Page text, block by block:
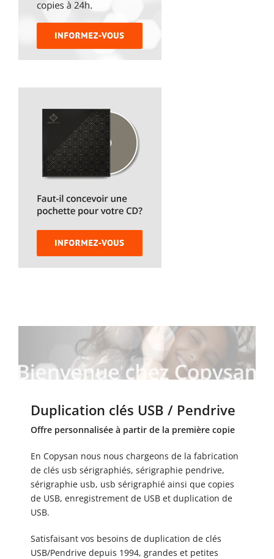
Duplication clés USB / Pendrive
Offre personnalisée à partir de la première copie
En Copysan nous nous chargeons de la fabrication
de clés usb sérigraphiés, sérigraphie pendrive,
sérigraphie usb, usb sérigraphié ainsi que copies
de USB, enregistrement de USB et duplication de
USB.
Satisfaisant vos besoins de duplication de clés
USB/Pendrive depuis 1994, grandes et petites